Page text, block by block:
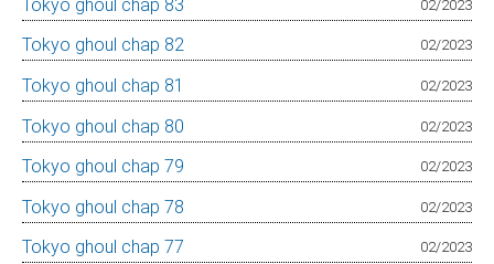
Tokyo ghoul chap 83 02/2023
Tokyo ghoul chap 82 02/2023
Tokyo ghoul chap 81 02/2023
Tokyo ghoul chap 80 02/2023
Tokyo ghoul chap 79 02/2023
Tokyo ghoul chap 78 02/2023
Tokyo ghoul chap 77 02/2023